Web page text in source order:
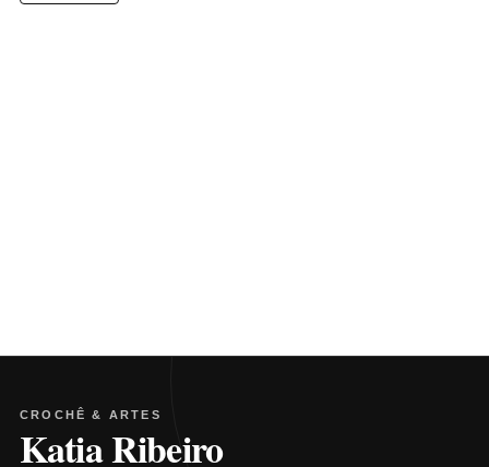
CROCHÊ & ARTES
Katia Ribeiro